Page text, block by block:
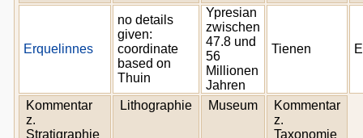
Erquelinnes
no details
given:
coordinate
based on
Thuin
Ypresian
zwischen
47.8 und
56
Millionen
Jahren
Tienen
Kommentar
z.
Stratigraphie
Lithographie Museum
Kommentar
z.
Taxonomie